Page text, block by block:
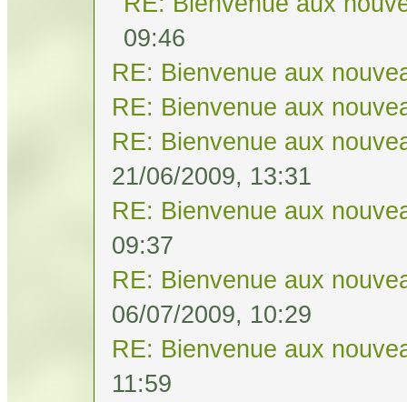
09:46
RE: Bienvenue aux
RE: Bienvenue aux
RE: Bienvenue aux
21/06/2009, 13:31
RE: Bienvenue aux
09:37
RE: Bienvenue aux
06/07/2009, 10:29
RE: Bienvenue aux
11:59